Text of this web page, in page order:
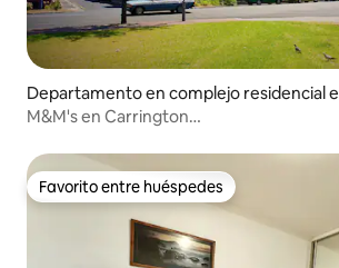
Departamento en complejo residencial
delaide
M&M's en Carrington
Favorito entre huéspedes
Favorito entre huéspedes